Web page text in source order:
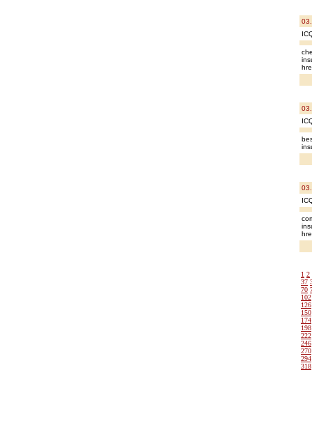
1 2
37
70
102
126
150
174
198
222
246
270
294
318